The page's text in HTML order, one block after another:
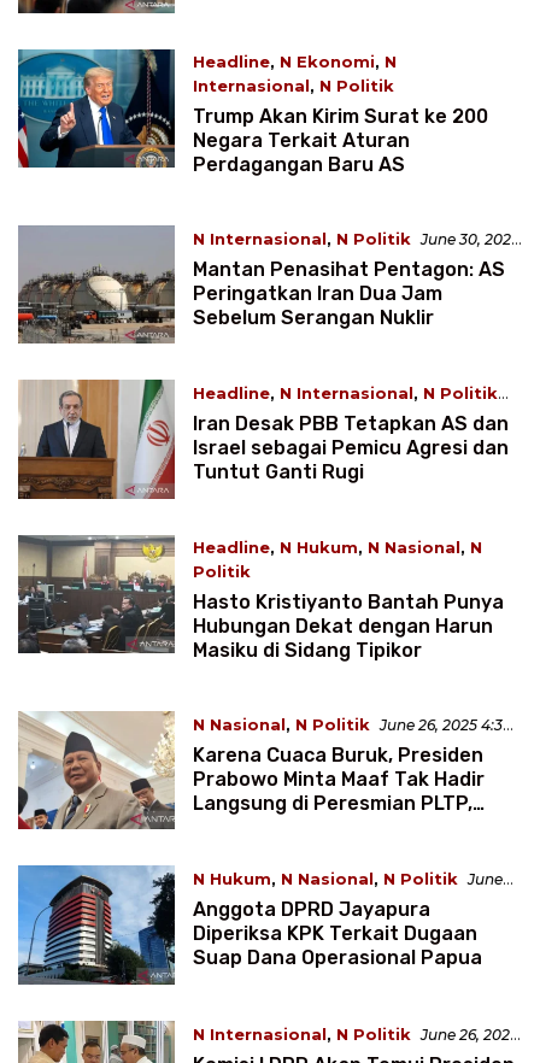
Headline, N Ekonomi, N
Internasional, N Politik
June 30, 2025 2:22 WIB
Trump Akan Kirim Surat ke 200
Negara Terkait Aturan
Perdagangan Baru AS
N Internasional, N Politik June 30, 2025
2:09 WIB
Mantan Penasihat Pentagon: AS
Peringatkan Iran Dua Jam
Sebelum Serangan Nuklir
Headline, N Internasional, N Politik
June 30, 2025 2:05 WIB
Iran Desak PBB Tetapkan AS dan
Israel sebagai Pemicu Agresi dan
Tuntut Ganti Rugi
Headline, N Hukum, N Nasional, N
Politik
June 26, 2025 4:44 WIB
Hasto Kristiyanto Bantah Punya
Hubungan Dekat dengan Harun
Masiku di Sidang Tipikor
N Nasional, N Politik June 26, 2025 4:34
WIB
Karena Cuaca Buruk, Presiden
Prabowo Minta Maaf Tak Hadir
Langsung di Peresmian PLTP,
N Hukum, N Nasional, N Politik June
26, 2025 4:03 WIB
Anggota DPRD Jayapura
Diperiksa KPK Terkait Dugaan
Suap Dana Operasional Papua
N Internasional, N Politik June 26, 2025